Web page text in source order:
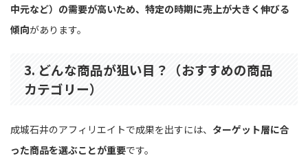
中元など）の需要が高いため、特定の時期に売上が大きく伸びる
傾向があります。
3. どんな商品が狙い目？（おすすめの商品
カテゴリー）
成城石井のアフィリエイトで成果を出すには、 ターゲット層に合
った商品を選ぶことが重要です。